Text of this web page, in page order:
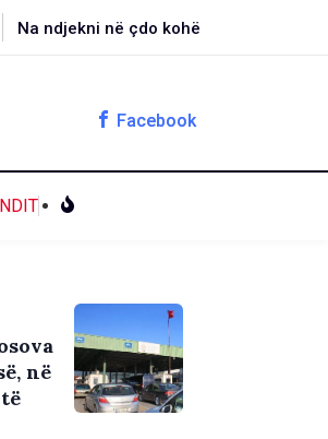
Na ndjekni në çdo kohë
Facebook
në